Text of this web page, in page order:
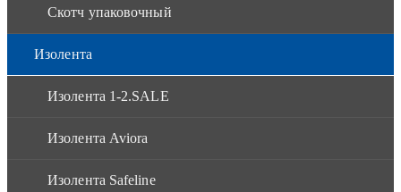
Скотч упаковочный
Изолента
Изолента 1-2.SALE
Изолента Aviora
Изолента Safeline